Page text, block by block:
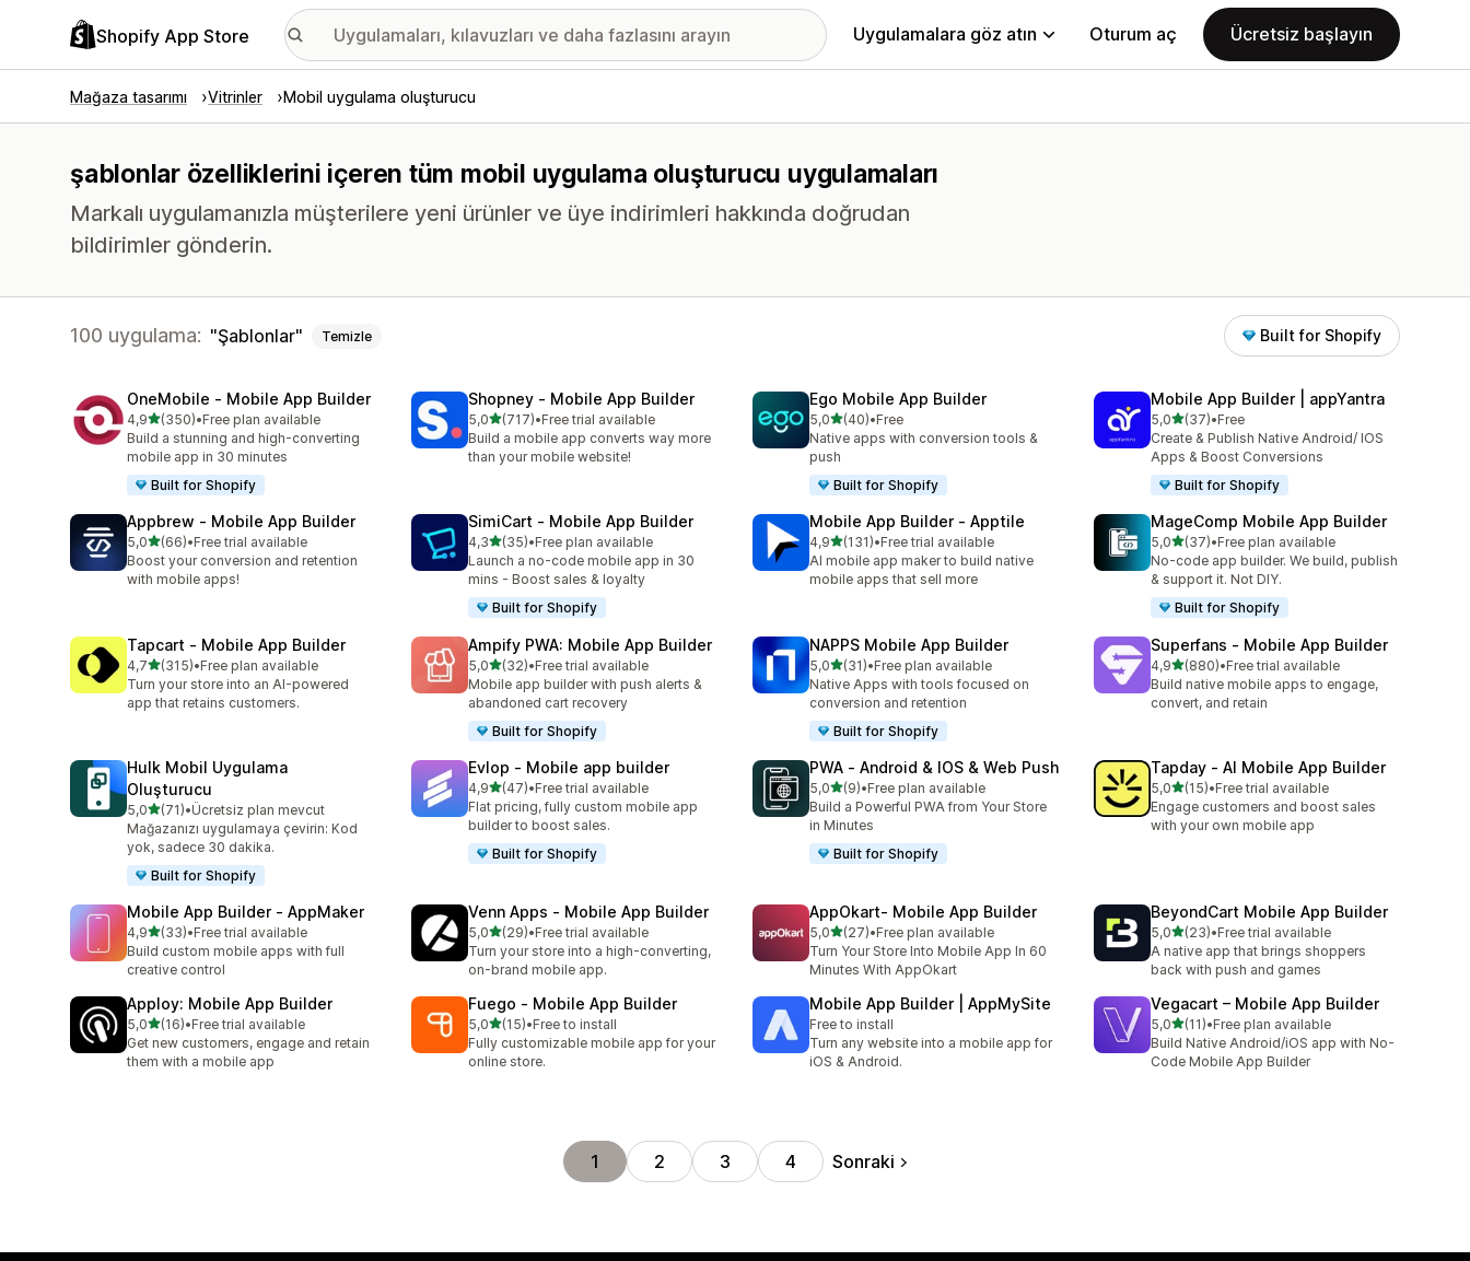
Shopify App Store Uygulamalara göz atın Oturum aç Ücretsiz başlayın
Mağaza tasarımı Vitrinler Mobil uygulama oluşturucu
şablonlar özelliklerini içeren tüm mobil uygulama oluşturucu uygulamaları
Markalı uygulamanızla müşterilere yeni ürünler ve üye indirimleri hakkında doğrudan
bildirimler gönderin.
100 uygulama: Şablonlar Temizle Built for Shopify
OneMobile ‑ Mobile App Builder
4,95 yıldız üzerinden
(350)
toplam 350 değerlendirme
•Free plan available
Build a stunning and high-converting
mobile app in 30 minutes
Built for Shopify
Shopney ‑ Mobile App Builder
5,05 yıldız üzerinden
(717)
toplam 717 değerlendirme
•Free trial available
Build a mobile app converts way more
than your mobile website!
Ego Mobile App Builder
5,05 yıldız üzerinden
(40)
toplam 40 değerlendirme
•Free
Native apps with conversion tools &
push
Built for Shopify
Mobile App Builder | appYantra
5,05 yıldız üzerinden
(37)
toplam 37 değerlendirme
•Free
Create & Publish Native Android/ IOS
Apps & Boost Conversions
Built for Shopify
Appbrew ‑ Mobile App Builder
5,05 yıldız üzerinden
(66)
toplam 66 değerlendirme
•Free trial available
Boost your conversion and retention
with mobile apps!
SimiCart ‑ Mobile App Builder
4,35 yıldız üzerinden
(35)
toplam 35 değerlendirme
•Free plan available
Launch a no-code mobile app in 30
mins - Boost sales & loyalty
Built for Shopify
Mobile App Builder ‑ Apptile
4,95 yıldız üzerinden
(131)
toplam 131 değerlendirme
•Free trial available
AI mobile app maker to build native
mobile apps that sell more
MageComp Mobile App Builder
5,05 yıldız üzerinden
(37)
toplam 37 değerlendirme
•Free plan available
No-code app builder. We build, publish
& support it. Not DIY.
Built for Shopify
Tapcart ‑ Mobile App Builder
4,75 yıldız üzerinden
(315)
toplam 315 değerlendirme
•Free plan available
Turn your store into an AI-powered
app that retains customers.
Ampify PWA: Mobile App Builder
5,05 yıldız üzerinden
(32)
toplam 32 değerlendirme
•Free trial available
Mobile app builder with push alerts &
abandoned cart recovery
Built for Shopify
NAPPS Mobile App Builder
5,05 yıldız üzerinden
(31)
toplam 31 değerlendirme
•Free plan available
Native Apps with tools focused on
conversion and retention
Built for Shopify
Superfans ‑ Mobile App Builder
4,95 yıldız üzerinden
(880)
toplam 880 değerlendirme
•Free trial available
Build native mobile apps to engage,
convert, and retain
Hulk Mobil Uygulama
Oluşturucu
5,05 yıldız üzerinden
(71)
toplam 71 değerlendirme
•Ücretsiz plan mevcut
Mağazanızı uygulamaya çevirin: Kod
yok, sadece 30 dakika.
Built for Shopify
Evlop ‑ Mobile app builder
4,95 yıldız üzerinden
(47)
toplam 47 değerlendirme
•Free trial available
Flat pricing, fully custom mobile app
builder to boost sales.
Built for Shopify
PWA ‑ Android & IOS & Web Push
5,05 yıldız üzerinden
(9)
toplam 9 değerlendirme
•Free plan available
Build a Powerful PWA from Your Store
in Minutes
Built for Shopify
Tapday ‑ AI Mobile App Builder
5,05 yıldız üzerinden
(15)
toplam 15 değerlendirme
•Free trial available
Engage customers and boost sales
with your own mobile app
Mobile App Builder ‑ AppMaker
4,95 yıldız üzerinden
(33)
toplam 33 değerlendirme
•Free trial available
Build custom mobile apps with full
creative control
Venn Apps ‑ Mobile App Builder
5,05 yıldız üzerinden
(29)
toplam 29 değerlendirme
•Free trial available
Turn your store into a high-converting,
on-brand mobile app.
AppOkart‑ Mobile App Builder
5,05 yıldız üzerinden
(27)
toplam 27 değerlendirme
•Free plan available
Turn Your Store Into Mobile App In 60
Minutes With AppOkart
BeyondCart Mobile App Builder
5,05 yıldız üzerinden
(23)
toplam 23 değerlendirme
•Free trial available
A native app that brings shoppers
back with push and games
Apploy: Mobile App Builder
5,05 yıldız üzerinden
(16)
toplam 16 değerlendirme
•Free trial available
Get new customers, engage and retain
them with a mobile app
Fuego ‑ Mobile App Builder
5,05 yıldız üzerinden
(15)
toplam 15 değerlendirme
•Free to install
Fully customizable mobile app for your
online store.
Mobile App Builder | AppMySite
Free to install
Turn any website into a mobile app for
iOS & Android.
Vegacart – Mobile App Builder
5,05 yıldız üzerinden
(11)
toplam 11 değerlendirme
•Free plan available
Build Native Android/iOS app with No-
Code Mobile App Builder
1 2 3 4 Sonraki